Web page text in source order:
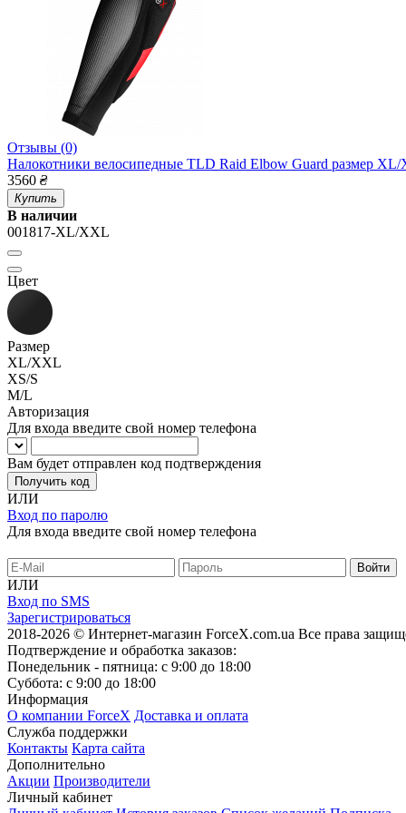
Отзывы (0)
Налокотники велосипедные TLD Raid Elbow Guard размер
3560 ₴
Купить
В наличии
001817-XL/XXL
Цвет
Размер
XL/XXL
XS/S
M/L
Авторизация
Для входа введите свой номер телефона
Вам будет отправлен код подтверждения
Получить код
ИЛИ
Вход по паролю
Для входа введите свой номер телефона
ИЛИ
Вход по SMS
Зарегистрироваться
2018-2026 © Интернет-магазин ForceX.com.ua Все права
Подтверждение и обработка заказов:
Понедельник - пятница: с 9:00 до 18:00
Суббота: с 9:00 до 18:00
Информация
О компании ForceX Доставка и оплата
Служба поддержки
Контакты Карта сайта
Дополнительно
Акции Производители
Личный кабинет